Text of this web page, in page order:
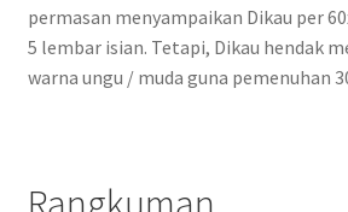
permasan menyampaikan Dikau per
5 lembar isian. Tetapi, Dikau hendak
warna ungu / muda guna pemenuhan